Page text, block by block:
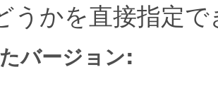
うかを直接指定で
バージョン: